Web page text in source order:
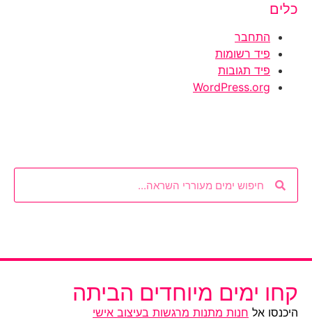
כלים
התחבר
פיד רשומות
פיד תגובות
WordPress.org
קחו ימים מיוחדים הביתה
היכנסו אל חנות מתנות מרגשות בעיצוב אישי